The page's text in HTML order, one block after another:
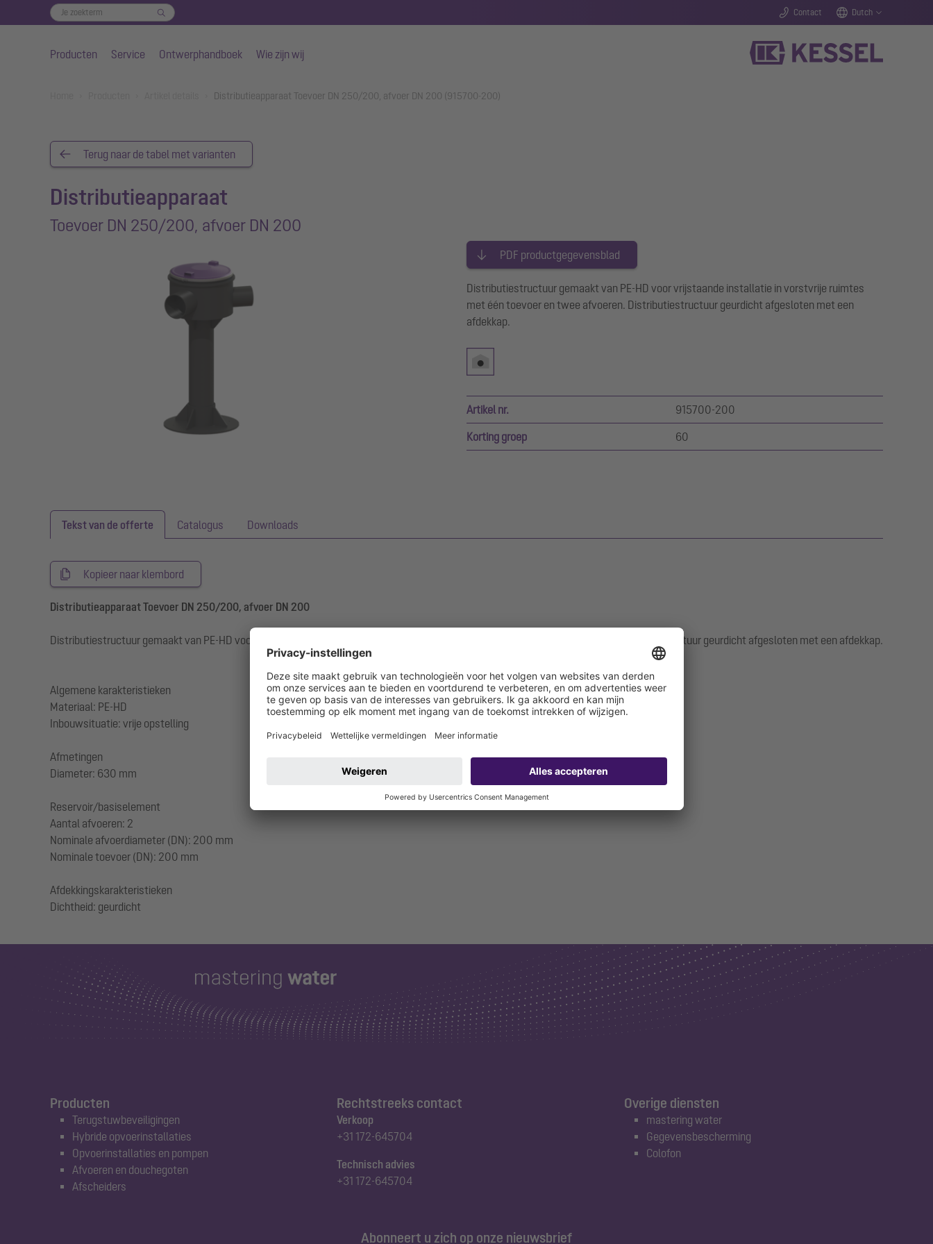
Contact Dutch
Producten Service Ontwerphandboek Wie zijn wij
Distributieapparaat Toevoer DN 250/200, afvoer DN 200 (915700-200)
Terug naar de tabel met varianten
Distributieapparaat
Toevoer DN 250/200, afvoer DN 200
PDF productgegevensblad
Distributiestructuur gemaakt van PE-HD voor vrijstaande installatie in vorstvrije ruimtes
met één toevoer en twee afvoeren. Distributiestructuur geurdicht afgesloten met een
afdekkap.
Artikel nr. 915700-200
Korting groep 60
Tekst van de offerte Catalogus Downloads
Kopieer naar klembord
Distributieapparaat Toevoer DN 250/200, afvoer DN 200
Distributiestructuur gemaakt van PE-HD voor vrijstaande installatie in vorstvrije ruimtes met één toevoer en twee afvoeren. Distributiestructuur geurdicht afgesloten met een afdekkap.
Algemene karakteristieken
Materiaal: PE-HD
Inbouwsituatie: vrije opstelling
Afmetingen
Diameter: 630 mm
Reservoir/basiselement
Aantal afvoeren: 2
Nominale afvoerdiameter (DN): 200 mm
Nominale toevoer (DN): 200 mm
Afdekkingskarakteristieken
Producten
Terugstuwbeveiligingen
Hybride opvoerinstallaties
Opvoerinstallaties en pompen
Afvoeren en douchegoten
Afscheiders
Rechtstreeks contact
Verkoop
+31 172-645704
Technisch advies
+31 172-645704
Abonneert u zich op onze nieuwsbrief
Overige diensten
mastering water
Gegevensbescherming
Colofon